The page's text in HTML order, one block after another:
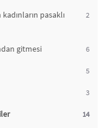
pasaklı
2
gitmesi 6
5
3
14